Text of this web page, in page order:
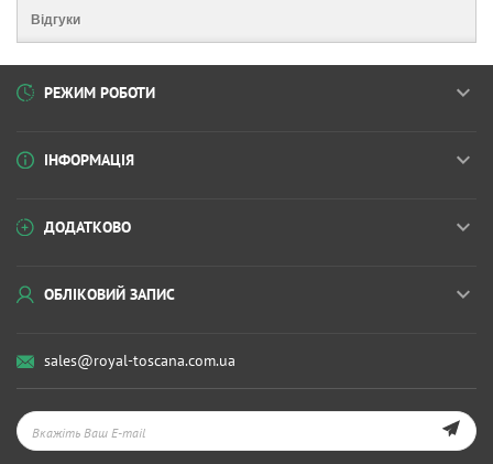
Відгуки
РЕЖИМ РОБОТИ
ІНФОРМАЦІЯ
ДОДАТКОВО
ОБЛІКОВИЙ ЗАПИС
sales@royal-toscana.com.ua